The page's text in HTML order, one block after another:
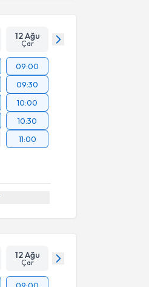
12 Ağu
Çar
09:00
09:30
10:00
10:30
11:00
12 Ağu
Çar